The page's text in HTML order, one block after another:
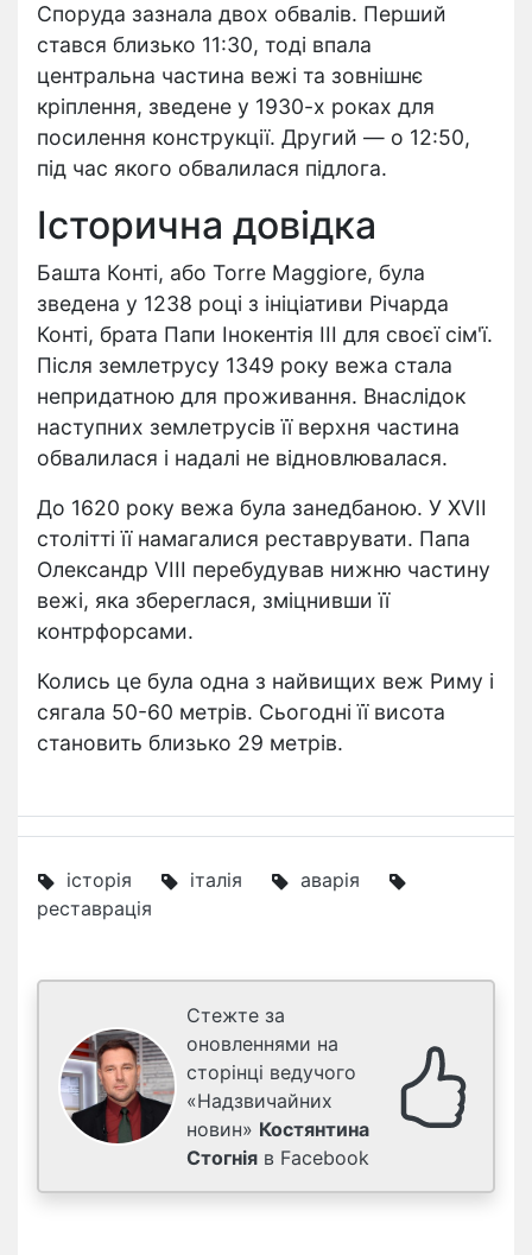
Споруда зазнала двох обвалів. Перший
стався близько 11:30, тоді впала
центральна частина вежі та зовнішнє
кріплення, зведене у 1930-х роках для
посилення конструкції. Другий — о 12:50,
під час якого обвалилася підлога.
Історична довідка
Башта Конті, або Torre Maggiore, була
зведена у 1238 році з ініціативи Річарда
Конті, брата Папи Інокентія III для своєї сім'ї.
Після землетрусу 1349 року вежа стала
непридатною для проживання. Внаслідок
наступних землетрусів її верхня частина
обвалилася і надалі не відновлювалася.
До 1620 року вежа була занедбаною. У XVII
столітті її намагалися реставрувати. Папа
Олександр VIII перебудував нижню частину
вежі, яка збереглася, зміцнивши її
контрфорсами.
Колись це була одна з найвищих веж Риму і
сягала 50-60 метрів. Сьогодні її висота
становить близько 29 метрів.
історія італія
аварія
реставрація
Стежте за
оновленнями на
сторінці ведучого
«Надзвичайних
новин» Костянтина
Стогнія в Facebook